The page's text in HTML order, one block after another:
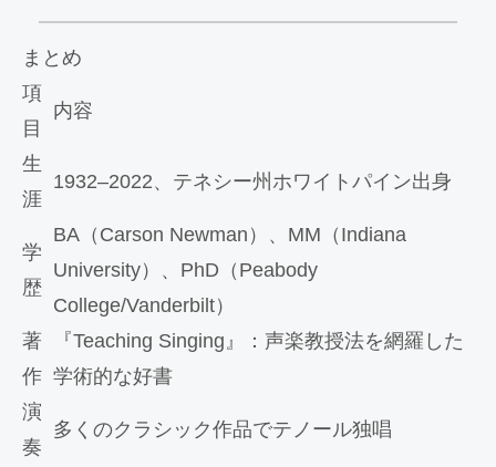
まとめ
項
目
内容
生
涯
1932–2022、テネシー州ホワイトパイン出身
学
歴
BA（Carson Newman）、MM（Indiana
University）、PhD（Peabody
College/Vanderbilt）
著
作
『Teaching Singing』：声楽教授法を網羅した
学術的な好書
演
奏
多くのクラシック作品でテノール独唱